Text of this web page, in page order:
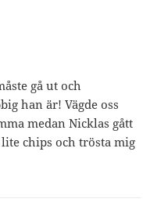
gå ut och
han är! Vägde oss
medan Nicklas gått
chips och trösta mig